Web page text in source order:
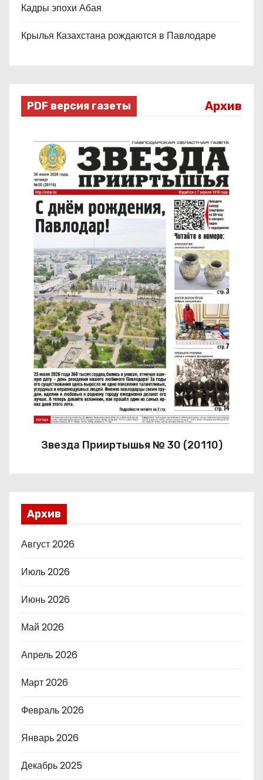
Кадры эпохи Абая
Крылья Казахстана рождаются в Павлодаре
PDF версия газеты Архив
Звезда Прииртышья № 30 (20110)
Архив
Август 2026
Июль 2026
Июнь 2026
Май 2026
Апрель 2026
Март 2026
Февраль 2026
Январь 2026
Декабрь 2025